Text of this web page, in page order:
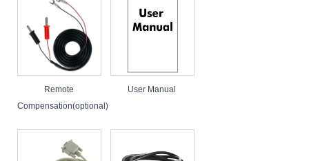
Remote
Compensation(optional)
User Manual